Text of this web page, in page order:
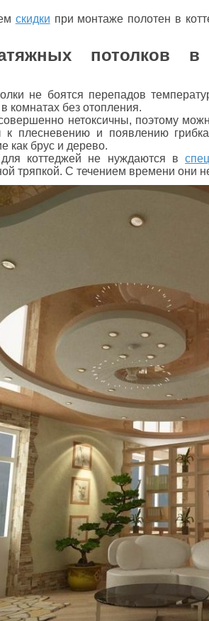
скидки при монтаже полотен в
потолков в
не боятся перепадов
комнатах без отопления.
нетоксичны, поэтому
плесневению и появлению
как брус и дерево.
коттеджей не нуждаются в
тряпкой. С течением времени они